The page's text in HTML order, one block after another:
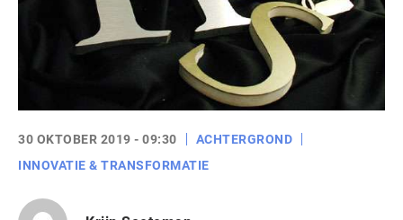
30 OKTOBER 2019 - 09:30
ACHTERGROND
INNOVATIE & TRANSFORMATIE